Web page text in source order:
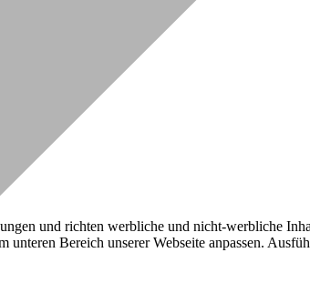
und richten werbliche und nicht-werbliche
Bereich unserer Webseite anpassen.